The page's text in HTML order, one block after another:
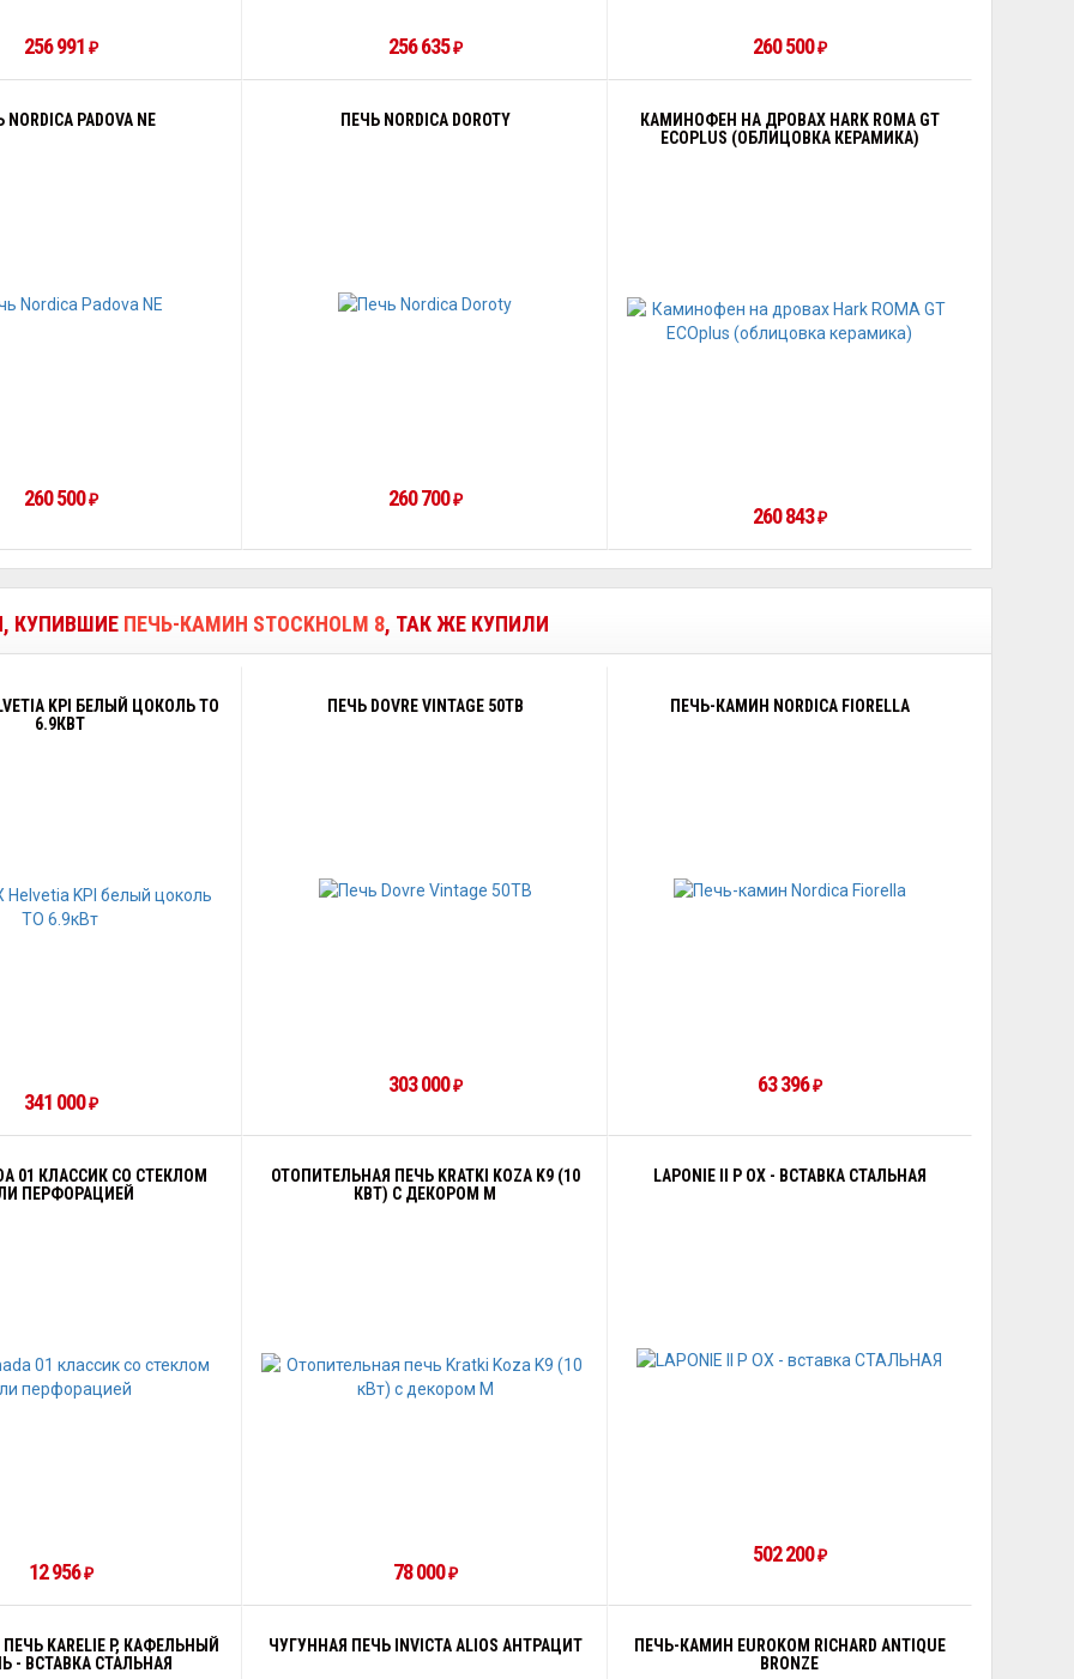
256 991 ₽ 256 635₽ 260 500₽
PADOVA NE
260 500 ₽
ПЕЧЬ NORDICA DOROTY
260 700₽
КАМИНОФЕН НА ДРОВАХ HARK ROMA GT
ECOPLUS (ОБЛИЦОВКА КЕРАМИКА)
260 843₽
КУПИВШИЕ ПЕЧЬ-КАМИН STOCKHOLM 8, ТАК ЖЕ КУПИЛИ
KPI БЕЛЫЙ ЦОКОЛЬ ТО
6.9КВТ
341 000 ₽
ПЕЧЬ DOVRE VINTAGE 50TB
303 000₽
ПЕЧЬ-КАМИН NORDICA FIORELLA
63 396₽
01 КЛАССИК СО СТЕКЛОМ
ПЕРФОРАЦИЕЙ
12 956 ₽
ОТОПИТЕЛЬНАЯ ПЕЧЬ KRATKI KOZA K9 (10
КВТ) С ДЕКОРОМ М
78 000₽
LAPONIE II P OX - ВСТАВКА СТАЛЬНАЯ
502 200₽
KARELIE P, КАФЕЛЬНЫЙ
- ВСТАВКА СТАЛЬНАЯ
ЧУГУННАЯ ПЕЧЬ INVICTA ALIOS АНТРАЦИТ
ПЕЧЬ-КАМИН EUROKOM RICHARD ANTIQUE
BRONZE